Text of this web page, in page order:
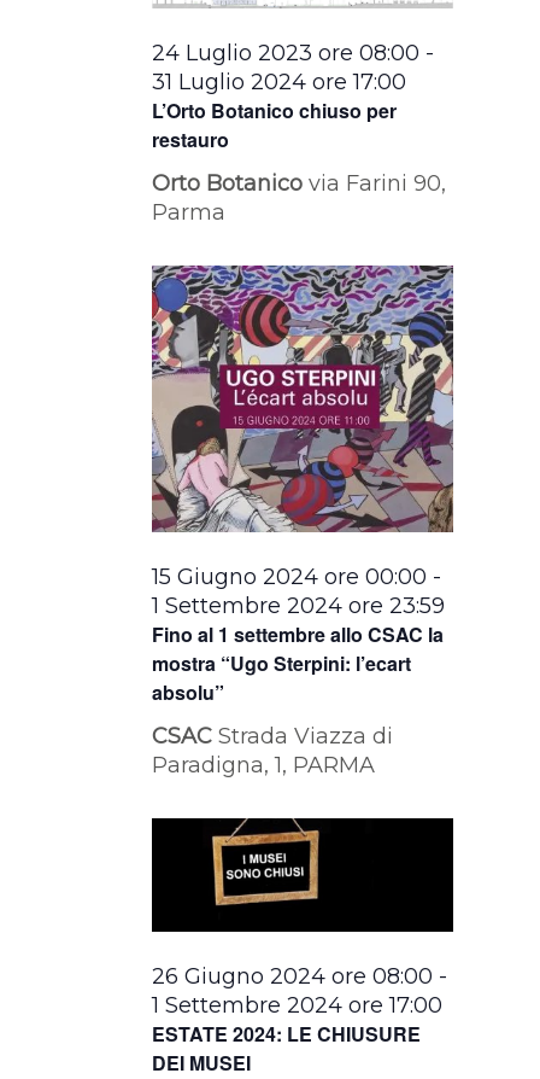
L’Orto Botanico chiuso per
restauro
24 Luglio 2023 ore 08:00 -
31 Luglio 2024 ore 17:00
Orto Botanicovia Farini 90,
Parma
Fino al 1 settembre allo CSAC la
mostra “Ugo Sterpini: l’ecart
absolu”
15 Giugno 2024 ore 00:00 -
1 Settembre 2024 ore 23:59
CSACStrada Viazza di
Paradigna, 1, PARMA
ESTATE 2024: LE CHIUSURE
DEI MUSEI
26 Giugno 2024 ore 08:00 -
1 Settembre 2024 ore 17:00